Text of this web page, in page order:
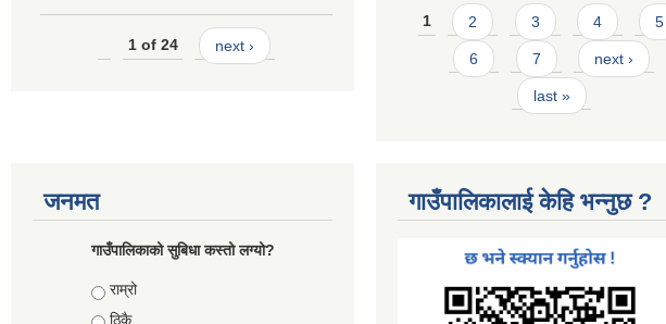
1 of 24 next ›
Pages
1 2 3 4 5
6 7 next ›
last »
जनमत
गाउँपालिकाको सुबिधा कस्तो लग्यो?
Choices
राम्रो
ठिकै
गाउँपालिकालाई केहि भन्नुछ ?